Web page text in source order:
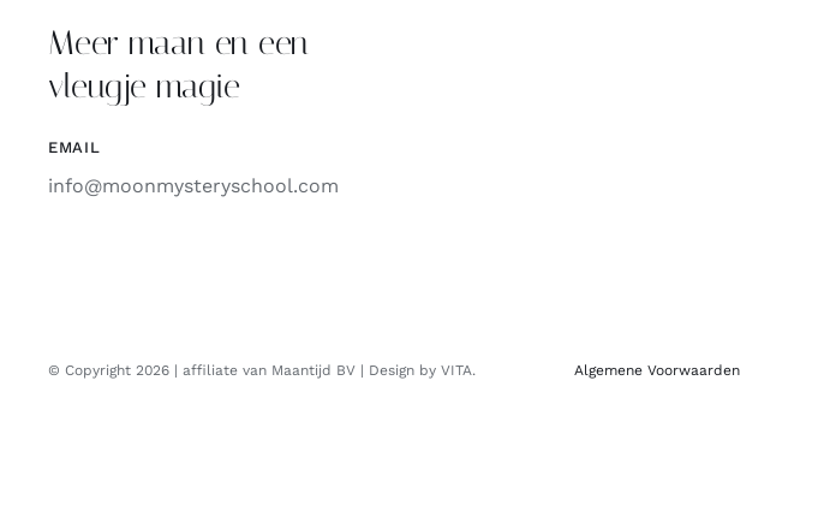
Meer maan en een
vleugje magie
EMAIL
info@moonmysteryschool.com
© Copyright 2026 | affiliate van Maantijd BV | Design by VITA. Algemene Voorwaarden